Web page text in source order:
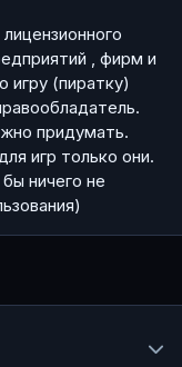
, фирм и
игру (пиратку)
придумать.
игр только они.
ничего не